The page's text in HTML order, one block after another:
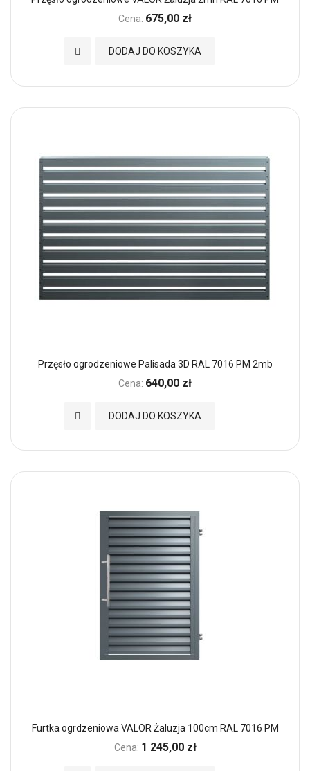
Cena: 675,00 zł
DODAJ DO KOSZYKA
Dodaj do Ulubionych
Przęsło ogrodzeniowe Palisada 3D RAL 7016 PM 2mb
Cena: 640,00 zł
DODAJ DO KOSZYKA
Dodaj do Ulubionych
Furtka ogrdzeniowa VALOR Żaluzja 100cm RAL 7016 PM
Cena: 1 245,00 zł